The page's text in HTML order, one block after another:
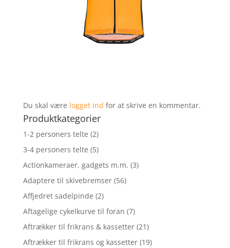
Du skal være logget ind for at skrive en kommentar.
Produktkategorier
1-2 personers telte (2)
3-4 personers telte (5)
Actionkameraer, gadgets m.m. (3)
Adaptere til skivebremser (56)
Affjedret sadelpinde (2)
Aftagelige cykelkurve til foran (7)
Aftrækker til frikrans & kassetter (21)
Aftrækker til frikrans og kassetter (19)